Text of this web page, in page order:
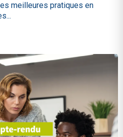
meilleures pratiques en